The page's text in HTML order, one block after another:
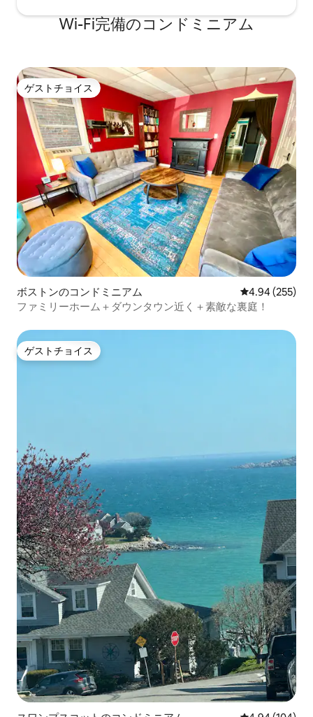
Wi-Fi完備のコンドミニアム
ゲストチョイス
ゲストチョイス
ボストンのコンドミニアム レビュー255
4.94 (255)
ファミリーホーム＋ダウンタウン近く＋素敵な裏庭！
ゲストチョイス
ゲストチョイス